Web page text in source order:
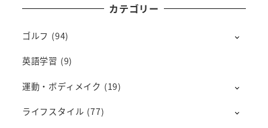
カテゴリー
ゴルフ (94)
英語学習 (9)
運動・ボディメイク (19)
ライフスタイル (77)